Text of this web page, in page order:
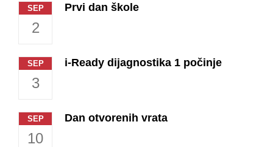
SEP
2
Prvi dan škole
SEP
3
i-Ready dijagnostika 1 počinje
SEP
10
Dan otvorenih vrata